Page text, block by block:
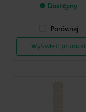
● Dostępny
Porównaj
Wyświetl produkt